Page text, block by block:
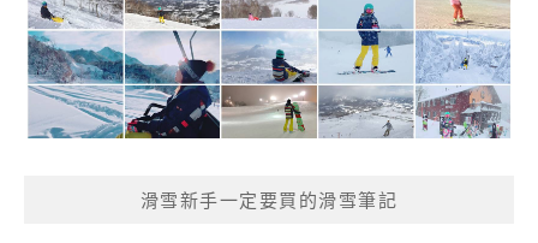
滑雪新手一定要買的滑雪筆記